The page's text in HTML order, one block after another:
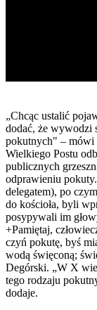
„Chcąc ustalić
dodać, że wywodzi
pokutnych" ­– mówi
Wielkiego Postu
publicznych
odprawieniu
delegatem), po
do kościoła, byli
posypywali im
+Pamiętaj,
czyń pokutę, byś
wodą święconą;
Degórski. „W X
tego rodzaju
dodaje.